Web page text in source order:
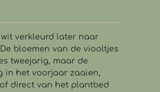
verkleurd later naar
bloemen van de viooltjes
tweejarig, maar de
in het voorjaar zaaien,
direct van het plantbed